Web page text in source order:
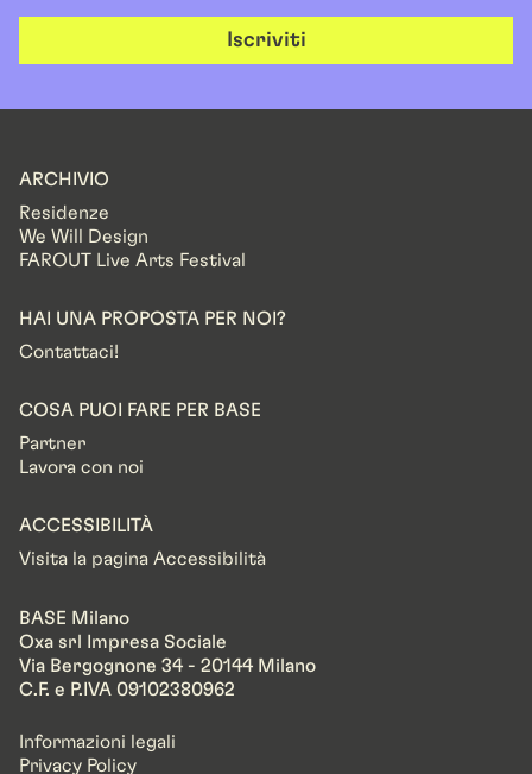
Iscriviti
ARCHIVIO
Residenze
We Will Design
FAROUT Live Arts Festival
HAI UNA PROPOSTA PER NOI?
Contattaci!
COSA PUOI FARE PER BASE
Partner
Lavora con noi
ACCESSIBILITÀ
Visita la pagina Accessibilità
BASE Milano
Oxa srl Impresa Sociale
Via Bergognone 34 - 20144 Milano
C.F. e P.IVA 09102380962
Informazioni legali
Privacy Policy